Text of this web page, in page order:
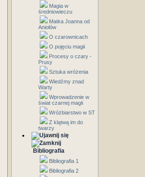
Magia w
średniowieczu
Matka Joanna od
Aniołów
O czarownicach
O pojęciu magii
Procesy o czary -
Prusy
Sztuka wróżenia
Wiedźmy znad
Warty
Wprowadzenie w
świat czarnej magii
Wróżbiarstwo w ST
Z klątwą im do
twarzy
Bibliografia
Bibliografia 1
Bibliografia 2